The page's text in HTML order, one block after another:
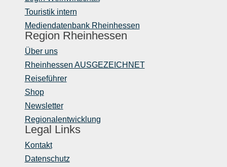
Touristik intern
Mediendatenbank Rheinhessen
Region Rheinhessen
Über uns
Rheinhessen AUSGEZEICHNET
Reiseführer
Shop
Newsletter
Regionalentwicklung
Legal Links
Kontakt
Datenschutz